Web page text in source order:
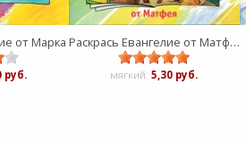
от Марка
руб.
Раскрась Евангелие от Матфея
мягкий:5,30 руб.